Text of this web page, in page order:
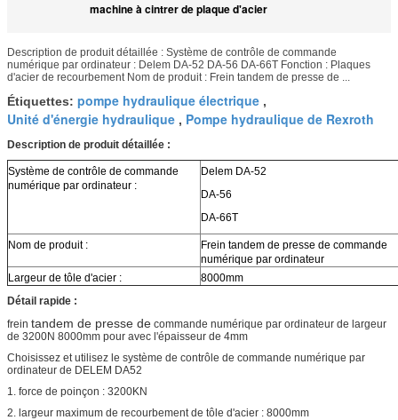
machine à cintrer de plaque d'acier
Description de produit détaillée : Système de contrôle de commande
numérique par ordinateur : Delem DA-52 DA-56 DA-66T Fonction : Plaques
d'acier de recourbement Nom de produit : Frein tandem de presse de ...
Étiquettes: pompe hydraulique électrique ,
Unité d'énergie hydraulique , Pompe hydraulique de Rexroth
Description de produit détaillée :
Système de contrôle de commande
numérique par ordinateur :
Delem DA-52
DA-56
DA-66T
Nom de produit :
Frein tandem de presse de commande
numérique par ordinateur
Largeur de tôle d'acier :
8000mm
Détail rapide :
frein tandem de presse de commande numérique par ordinateur de largeur
de 3200N 8000mm pour avec l'épaisseur de 4mm
Choisissez et utilisez le système de contrôle de commande numérique par
ordinateur de DELEM DA52
1. force de poinçon : 3200KN
2. largeur maximum de recourbement de tôle d'acier : 8000mm